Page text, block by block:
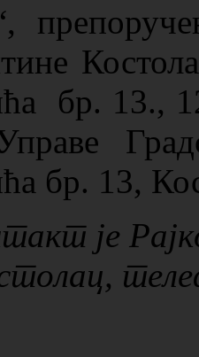
бр. 13.,
бр. 13,
је